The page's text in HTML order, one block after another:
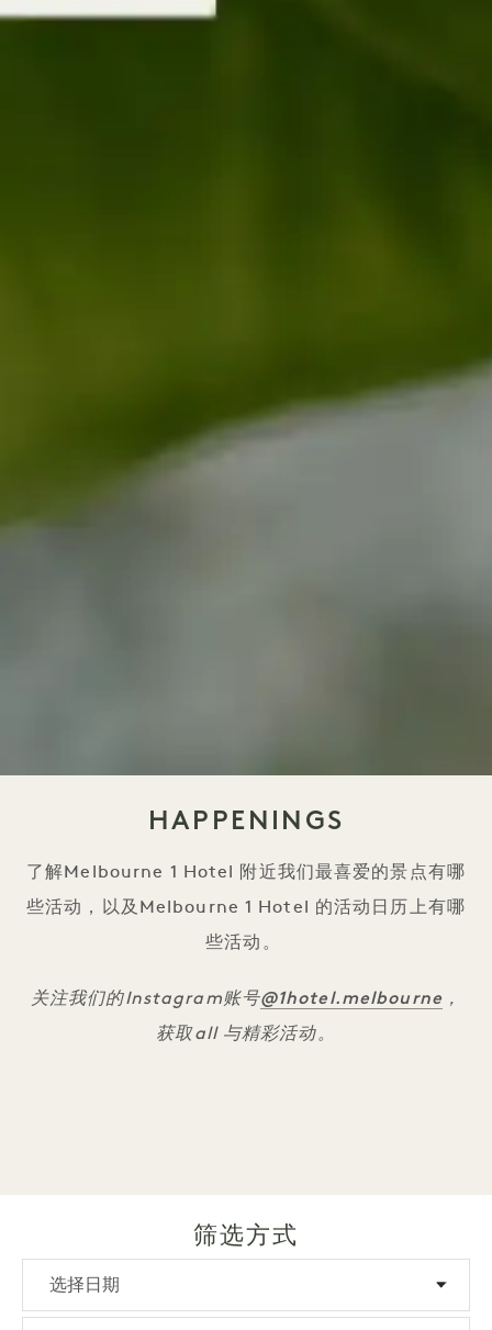
HAPPENINGS
了解Melbourne 1 Hotel 附近我们最喜爱的景点有哪
些活动，以及Melbourne 1 Hotel 的活动日历上有哪
些活动。
关注我们的Instagram账号@1hotel.melbourne ，
获取all 与精彩活动。
筛选方式